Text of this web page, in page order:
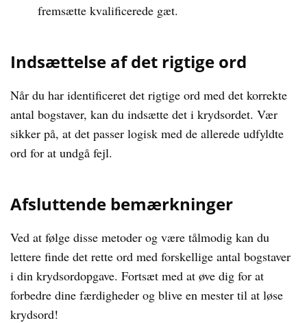
fremsætte kvalificerede gæt.
Indsættelse af det rigtige ord
Når du har identificeret det rigtige ord med det korrekte
antal bogstaver, kan du indsætte det i krydsordet. Vær
sikker på, at det passer logisk med de allerede udfyldte
ord for at undgå fejl.
Afsluttende bemærkninger
Ved at følge disse metoder og være tålmodig kan du
lettere finde det rette ord med forskellige antal bogstaver
i din krydsordopgave. Fortsæt med at øve dig for at
forbedre dine færdigheder og blive en mester til at løse
krydsord!